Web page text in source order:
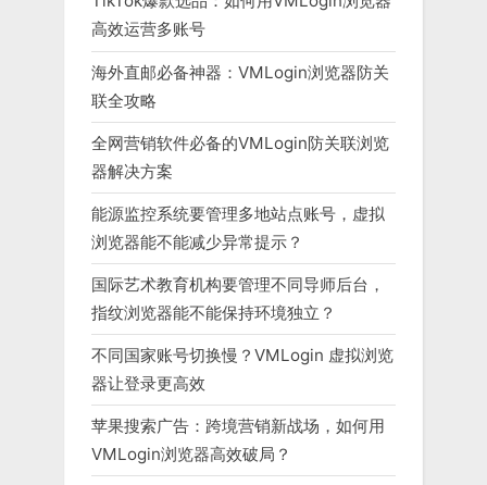
高效运营多账号
海外直邮必备神器：VMLogin浏览器防关
联全攻略
全网营销软件必备的VMLogin防关联浏览
器解决方案
能源监控系统要管理多地站点账号，虚拟
浏览器能不能减少异常提示？
国际艺术教育机构要管理不同导师后台，
指纹浏览器能不能保持环境独立？
不同国家账号切换慢？VMLogin 虚拟浏览
器让登录更高效
苹果搜索广告：跨境营销新战场，如何用
VMLogin浏览器高效破局？